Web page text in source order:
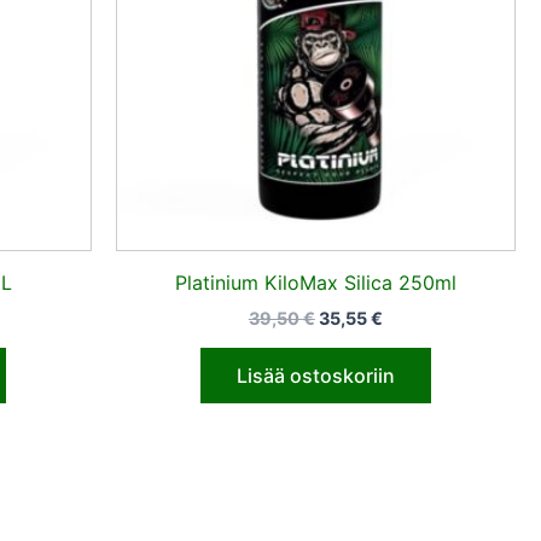
Platinium KiloMax Silica 250ml
39,50€35,55€
Lisää ostoskoriin